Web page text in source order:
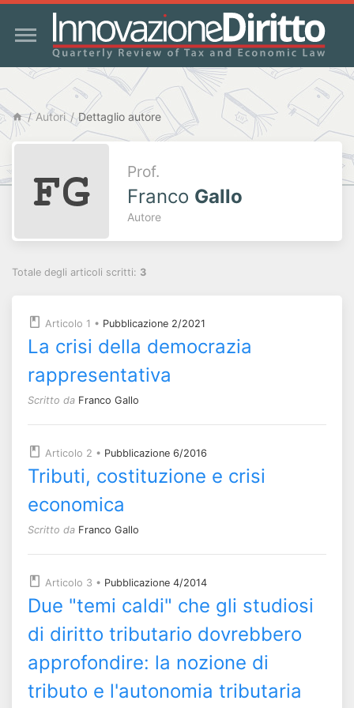
Autori Dettaglio autore
Prof.
Franco Gallo
Autore
Totale degli articoli scritti: 3
Articolo 1 • Pubblicazione 2/2021
La crisi della democrazia
rappresentativa
Scritto da Franco Gallo
Articolo 2 • Pubblicazione 6/2016
Tributi, costituzione e crisi
economica
Scritto da Franco Gallo
Articolo 3 • Pubblicazione 4/2014
Due "temi caldi" che gli studiosi
di diritto tributario dovrebbero
approfondire: la nozione di
tributo e l'autonomia tributaria